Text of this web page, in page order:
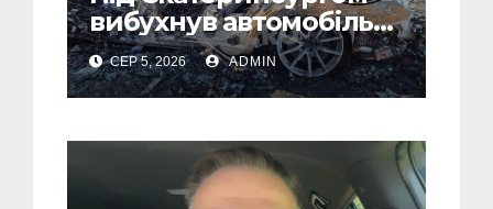
вибухнув автомобіль
голови компанії-
виробника дронів
“Упир” – перші
СЕР 5, 2026 ADMIN